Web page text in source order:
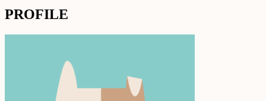
PROFILE